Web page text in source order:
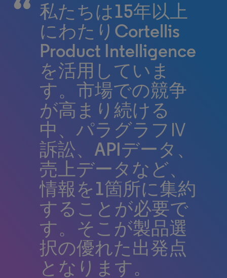
クラリベイトの支
援によって、
Neulandは受託研
究・製造サービス
（CRAMS）部門の
ビジネス成長を加
速させ、製品拡大
における戦略的な
意思決定を行うこ
とができました。
Mr. Sajeev Emmanuel Medikonda,
Head of Corporate Planning and Strategy,
Neuland
Cortellisを通して入
手できる信頼性の
高い最新の医薬品
情報によって、マ
ーケティングと事
業開発の戦略的選
択を推進させるこ
とができます。
Massimo Orlando
Department Head, Alfasigma SPA
私たちは15年以上
にわたりCortellis
Product Intelligence
を活用していま
す。市場での競争
が高まり続ける
中、パラグラフⅣ
訴訟、APIデータ、
売上データなど、
情報を1箇所に集約
することが必要で
す。そこが製品選
択の優れた出発点
となります。